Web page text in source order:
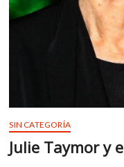
SIN CATEGORÍA
Julie Taymor y